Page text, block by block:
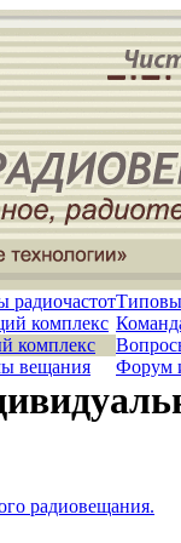
радиочастот
комплекс
комплекс
вещания Форум
радиовещания.